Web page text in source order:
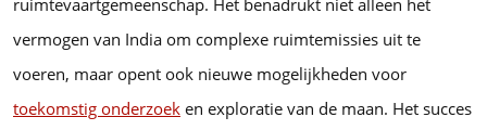
vermogen van India om complexe ruimtemissies uit te
voeren, maar opent ook nieuwe mogelijkheden voor
toekomstig onderzoek en exploratie van de maan. Het succes